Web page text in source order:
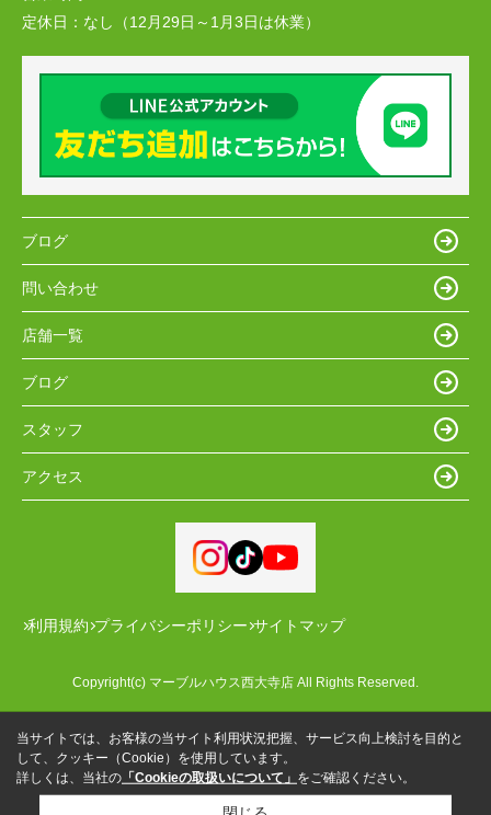
定休日： なし（12月29日～1月3日は休業）
ブログ
問い合わせ
店舗一覧
ブログ
スタッフ
アクセス
利用規約 プライバシーポリシー サイトマップ
Copyright(c) マーブルハウス西大寺店 All Rights Reserved.
当サイトでは、お客様の当サイト利用状況把握、サービス向上検討を目的と
して、クッキー（Cookie）を使用しています。
詳しくは、当社の 「Cookieの取扱いについて」 をご確認ください。